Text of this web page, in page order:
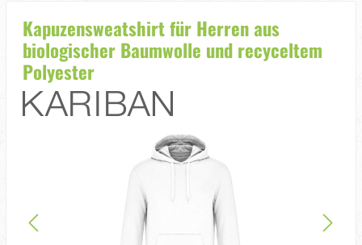
Kapuzensweatshirt für Herren aus
biologischer Baumwolle und recyceltem
Polyester